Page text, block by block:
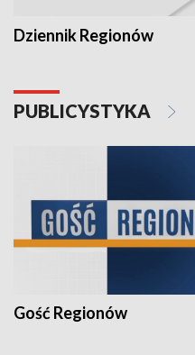
Dziennik Regionów
PUBLICYSTYKA
Gość Regionów